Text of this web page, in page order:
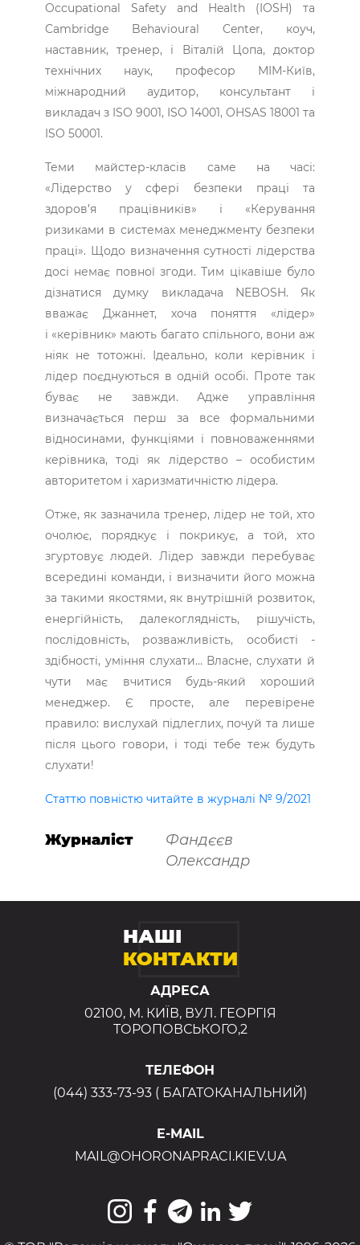
Occupational Safety and Health (IOSH) та
Cambridge Behavioural Center, коуч,
наставник, тренер, і Віталій Цопа, доктор
технічних наук, професор МІМ-Київ,
міжнародний аудитор, консультант і
викладач з ISO 9001, ISO 14001, OHSAS 18001 та
ISO 50001.
Теми майстер-класів саме на часі:
«Лідерство у сфері безпеки праці та
здоров’я працівників» і «Керування
ризиками в системах менеджменту безпеки
праці». Щодо визначення сутності лідерства
досі немає повної згоди. Тим цікавіше було
дізнатися думку викладача NEBOSH. Як
вважає Джаннет, хоча поняття «лідер»
і «керівник» мають багато спільного, вони аж
ніяк не тотожні. Ідеально, коли керівник і
лідер поєднуються в одній особі. Проте так
буває не завжди. Адже управління
визначається перш за все формальними
відносинами, функціями і повноваженнями
керівника, тоді як лідерство – особистим
авторитетом і харизматичністю лідера.
Отже, як зазначила тренер, лідер не той, хто
­очолює, порядкує і покрикує, а той, хто
згуртовує ­людей. Лідер завжди перебуває
всередині команди, і визначити його можна
за такими якостями, як ­внутрішній розвиток,
енергійність, далекоглядність, рішучість,
послідовність, розважливість, особисті ­
здібності, уміння слухати… Власне, слухати й
чути має вчитися будь-який хороший
менеджер. Є просте, але перевірене
правило: вислухай підлеглих, почуй та лише
після цього говори, і тоді тебе теж будуть
слухати!
Статтю повністю читайте в журналі № 9/2021
Журналіст
Фандєєв
Олександр
НАШІ
КОНТАКТИ
АДРЕСА
02100, М. КИЇВ, ВУЛ. ГЕОРГІЯ
ТОРОПОВСЬКОГО,2
ТЕЛЕФОН
(044) 333-73-93 ( БАГАТОКАНАЛЬНИЙ)
E-MAIL
MAIL@OHORONAPRACI.KIEV.UA